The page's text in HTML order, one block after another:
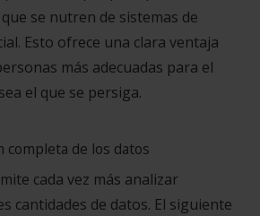
se nutren de sistemas de
Esto ofrece una clara ventaja
más adecuadas para el
el que se persiga.
completa de los datos
cada vez más analizar
cantidades de datos. El siguiente